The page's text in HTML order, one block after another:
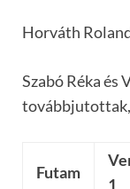
Horváth
Szabó Réka és
továbbjutottak,
Futam
1